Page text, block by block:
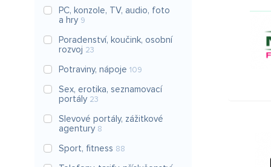
PC, konzole, TV, audio, foto
a hry 9
Poradenství, koučink, osobní
rozvoj 23
Potraviny, nápoje 109
Sex, erotika, seznamovací
portály 23
Slevové portály, zážitkové
agentury 8
Sport, fitness 88